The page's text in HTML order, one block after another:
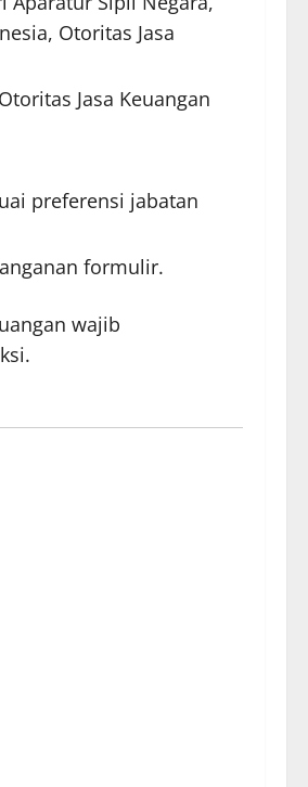
Otoritas Jasa
Jasa Keuangan
preferensi jabatan
formulir.
wajib